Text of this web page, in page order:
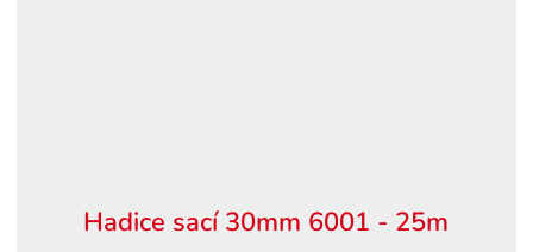
Hadice sací 30mm 6001 - 25m